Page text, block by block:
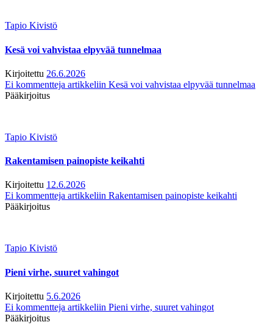
Tapio Kivistö
Kesä voi vahvistaa elpyvää tunnelmaa
Kirjoitettu 26.6.2026
Ei kommentteja artikkeliin Kesä voi vahvistaa elpyvää tunnelmaa
Pääkirjoitus
Tapio Kivistö
Rakentamisen painopiste keikahti
Kirjoitettu 12.6.2026
Ei kommentteja artikkeliin Rakentamisen painopiste keikahti
Pääkirjoitus
Tapio Kivistö
Pieni virhe, suuret vahingot
Kirjoitettu 5.6.2026
Ei kommentteja artikkeliin Pieni virhe, suuret vahingot
Pääkirjoitus